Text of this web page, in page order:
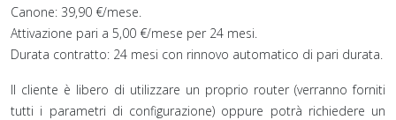
Canone: 39,90 €/mese.
Attivazione pari a 5,00 €/mese per 24 mesi.
Durata contratto: 24 mesi con rinnovo automatico di pari durata.
Il cliente è libero di utilizzare un proprio router (verranno forniti
tutti i parametri di configurazione) oppure potrà richiedere un